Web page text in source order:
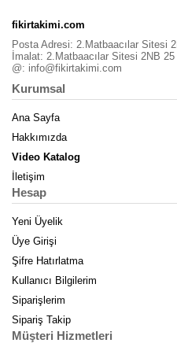
fikirtakimi.com
Posta Adresi: 2.Matbaacılar Sitesi
İmalat: 2.Matbaacılar Sitesi 2NB 25
@: info@fikirtakimi.com
Kurumsal
Ana Sayfa
Hakkımızda
Video Katalog
İletişim
Hesap
Yeni Üyelik
Üye Girişi
Şifre Hatırlatma
Kullanıcı Bilgilerim
Siparişlerim
Sipariş Takip
Müşteri Hizmetleri